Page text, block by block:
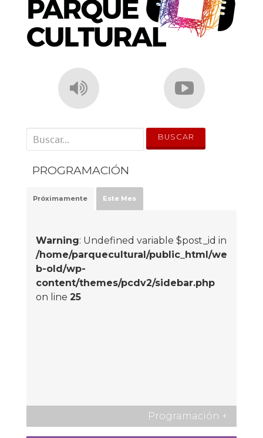
' . __('Search for:') . '
PROGRAMACIÓN
Próximamente Este Mes
Warning: Undefined variable $post_id in
/home/parquecultural/public_html/we
b-old/wp-
content/themes/pcdv2/sidebar.php
on line 25
Programación +